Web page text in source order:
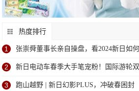
热度排行
1 张崇舜董事长亲自操盘，看2024新日如
2 新日电动车春季大手笔宠粉！国际游轮
3 跑山越野 | 新日幻影PLUS，冲破春困封